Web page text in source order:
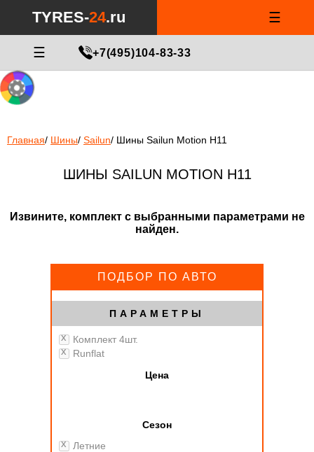
24.ru/html/catalog/controller/product/shinydiski.php
on line
TYRES-24.ru ☰
☰ +7(495)104-83-33
Главная/ Шины/ Sailun/ Шины Sailun Motion H11
ШИНЫ SAILUN MOTION H11
Извините, комплект с выбранными параметрами не
найден.
ПОДБОР ПО АВТО
ПАРАМЕТРЫ
Комплект 4шт.
Runflat
Цена
Сезон
Летние